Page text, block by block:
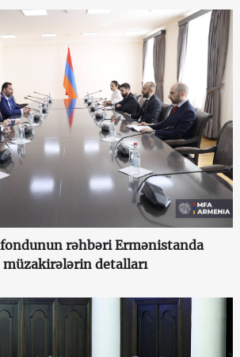
rəhbəri Ermənistanda
müzakirələrin detalları